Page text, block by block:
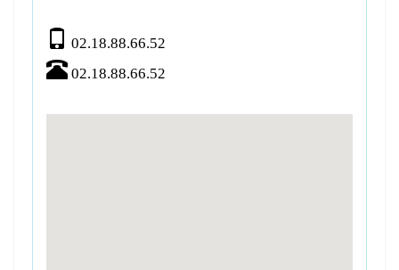
02.18.88.66.52
02.18.88.66.52